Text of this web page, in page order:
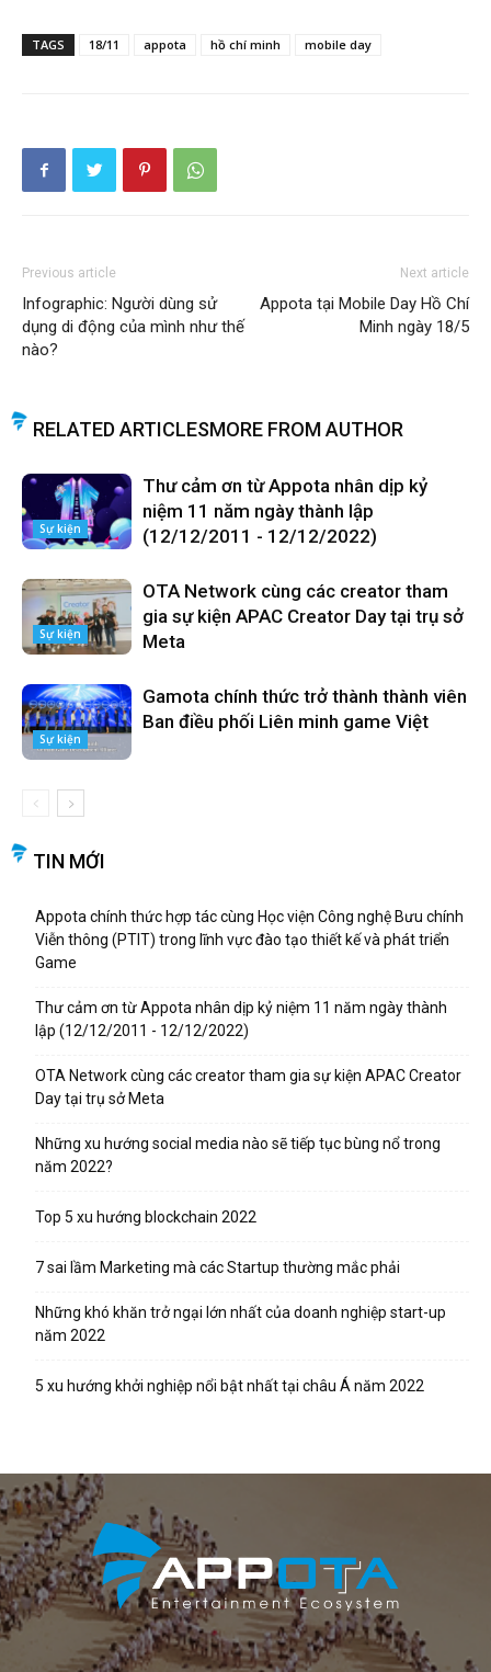
TAGS 18/11 appota hồ chí minh mobile day
Previous article
Infographic: Người dùng sử
dụng di động của mình như thế
nào?
Next article
Appota tại Mobile Day Hồ Chí
Minh ngày 18/5
RELATED ARTICLESMORE FROM AUTHOR
Sự kiện
Thư cảm ơn từ Appota nhân dịp kỷ
niệm 11 năm ngày thành lập
(12/12/2011 - 12/12/2022)
Sự kiện
OTA Network cùng các creator tham
gia sự kiện APAC Creator Day tại trụ sở
Meta
Sự kiện
Gamota chính thức trở thành thành viên
Ban điều phối Liên minh game Việt
TIN MỚI
Appota chính thức hợp tác cùng Học viện Công nghệ Bưu chính
Viễn thông (PTIT) trong lĩnh vực đào tạo thiết kế và phát triển
Game
Thư cảm ơn từ Appota nhân dịp kỷ niệm 11 năm ngày thành
lập (12/12/2011 - 12/12/2022)
OTA Network cùng các creator tham gia sự kiện APAC Creator
Day tại trụ sở Meta
Những xu hướng social media nào sẽ tiếp tục bùng nổ trong
năm 2022?
Top 5 xu hướng blockchain 2022
7 sai lầm Marketing mà các Startup thường mắc phải
Những khó khăn trở ngại lớn nhất của doanh nghiệp start-up
năm 2022
5 xu hướng khởi nghiệp nổi bật nhất tại châu Á năm 2022